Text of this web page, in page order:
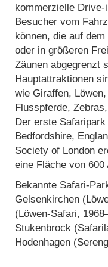
kommerzielle
Besucher vom
können, die auf
oder in größeren
Zäunen abgegrenzt
Hauptattraktionen
wie Giraffen,
Flusspferde,
Der erste
Bedfordshire,
Society of London
eine Fläche von
Bekannte Safari-
Gelsenkirchen
(Löwen-Safari,
Stukenbrock
Hodenhagen